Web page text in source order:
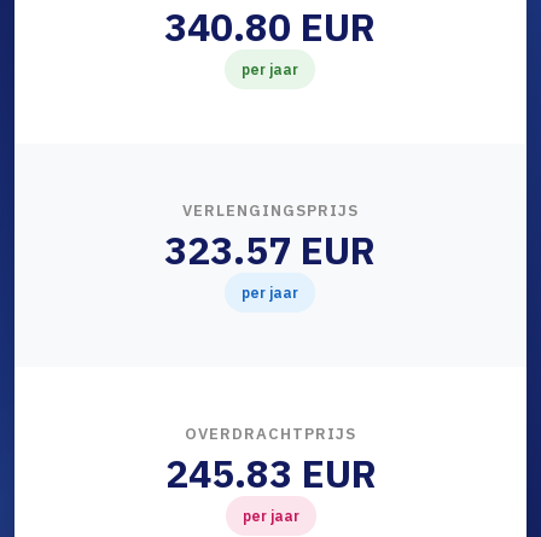
340.80 EUR
per jaar
VERLENGINGSPRIJS
323.57 EUR
per jaar
OVERDRACHTPRIJS
245.83 EUR
per jaar